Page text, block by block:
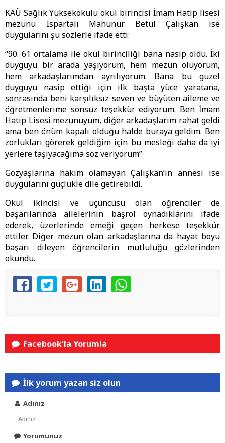
KAÜ Sağlık Yüksekokulu okul birincisi İmam Hatip lisesi
mezunu Ispartalı Mahünur Betül Çalışkan ise
duygularını şu sözlerle ifade etti:
“90. 61 ortalama ile okul birinciliği bana nasip oldu. İki
duyguyu bir arada yaşıyorum, hem mezun oluyorum,
hem arkadaşlarımdan ayrılıyorum. Bana bu güzel
duyguyu nasip ettiği için ilk başta yüce yaratana,
sonrasında beni karşılıksız seven ve büyüten aileme ve
öğretmenlerime sonsuz teşekkür ediyorum. Ben İmam
Hatip Lisesi mezunuyum, diğer arkadaşlarım rahat geldi
ama ben önüm kapalı olduğu halde buraya geldim. Ben
zorlukları görerek geldiğim için bu mesleği daha da iyi
yerlere taşıyacağıma söz veriyorum”
Gözyaşlarına hakim olamayan Çalışkan’ın annesi ise
duygularını güçlükle dile getirebildi.
Okul ikincisi ve üçüncüsü olan öğrenciler de
başarılarında ailelerinin başrol oynadıklarını ifade
ederek, üzerlerinde emeği geçen herkese teşekkür
ettiler. Diğer mezun olan arkadaşlarına da hayat boyu
başarı dileyen öğrencilerin mutluluğu gözlerinden
okundu.
Facebook'la Yorumla
İlk yorum yazan siz olun
Adınız
Yorumunuz